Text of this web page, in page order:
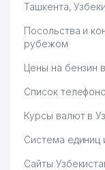
Ташкента,
Посольства и
рубежом
Цены на бензин
Список
Курсы валют в
Система единиц
Сайты